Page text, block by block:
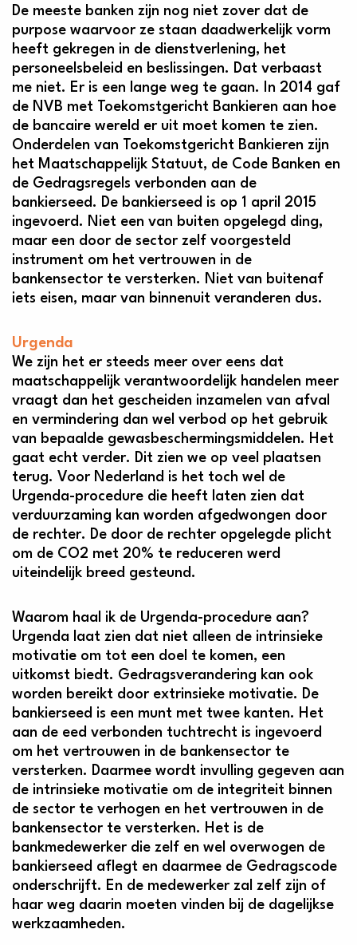
De meeste banken zijn nog niet zover dat de
purpose waarvoor ze staan daadwerkelijk vorm
heeft gekregen in de dienstverlening, het
personeelsbeleid en beslissingen. Dat verbaast
me niet. Er is een lange weg te gaan. In 2014 gaf
de NVB met Toekomstgericht Bankieren aan hoe
de bancaire wereld er uit moet komen te zien.
Onderdelen van Toekomstgericht Bankieren zijn
het Maatschappelijk Statuut, de Code Banken en
de Gedragsregels verbonden aan de
bankierseed. De bankierseed is op 1 april 2015
ingevoerd. Niet een van buiten opgelegd ding,
maar een door de sector zelf voorgesteld
instrument om het vertrouwen in de
bankensector te versterken. Niet van buitenaf
iets eisen, maar van binnenuit veranderen dus.
Urgenda
We zijn het er steeds meer over eens dat
maatschappelijk verantwoordelijk handelen meer
vraagt dan het gescheiden inzamelen van afval
en vermindering dan wel verbod op het gebruik
van bepaalde gewasbeschermingsmiddelen. Het
gaat echt verder. Dit zien we op veel plaatsen
terug. Voor Nederland is het toch wel de
Urgenda-procedure die heeft laten zien dat
verduurzaming kan worden afgedwongen door
de rechter. De door de rechter opgelegde plicht
om de CO2 met 20% te reduceren werd
uiteindelijk breed gesteund.
Waarom haal ik de Urgenda-procedure aan?
Urgenda laat zien dat niet alleen de intrinsieke
motivatie om tot een doel te komen, een
uitkomst biedt. Gedragsverandering kan ook
worden bereikt door extrinsieke motivatie. De
bankierseed is een munt met twee kanten. Het
aan de eed verbonden tuchtrecht is ingevoerd
om het vertrouwen in de bankensector te
versterken. Daarmee wordt invulling gegeven aan
de intrinsieke motivatie om de integriteit binnen
de sector te verhogen en het vertrouwen in de
bankensector te versterken. Het is de
bankmedewerker die zelf en wel overwogen de
bankierseed aflegt en daarmee de Gedragscode
onderschrijft. En de medewerker zal zelf zijn of
haar weg daarin moeten vinden bij de dagelijkse
werkzaamheden.